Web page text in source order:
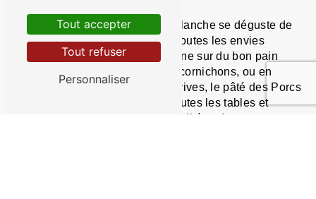
Le pâté des Porcs Noirs de La Planche se déguste de
multiples façons pour satisfaire toutes les envies
gourmandes. Que ce soit en tartine sur du bon pain
frais, en entrée accompagné de cornichons, ou en
apéritif pour surprendre vos convives, le pâté des Porcs
Noirs de La Planche s'invite à toutes les tables et
garantit des moments de convivialité et de partage
Tout accepter
Tout refuser
Personnaliser